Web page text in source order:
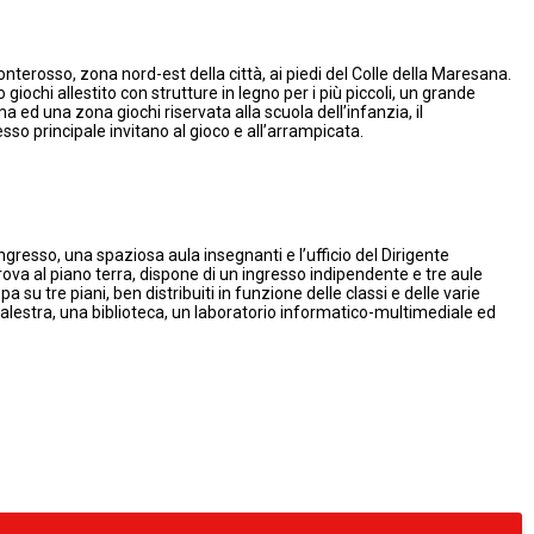
zona nord-est della città, ai piedi del Colle della Maresana.
allestito con strutture in legno per i più piccoli, un grande
una zona giochi riservata alla scuola dell’infanzia, il
principale invitano al gioco e all’arrampicata.
una spaziosa aula insegnanti e l’ufficio del Dirigente
al piano terra, dispone di un ingresso indipendente e tre aule
su tre piani, ben distribuiti in funzione delle classi e delle varie
una biblioteca, un laboratorio informatico-multimediale ed